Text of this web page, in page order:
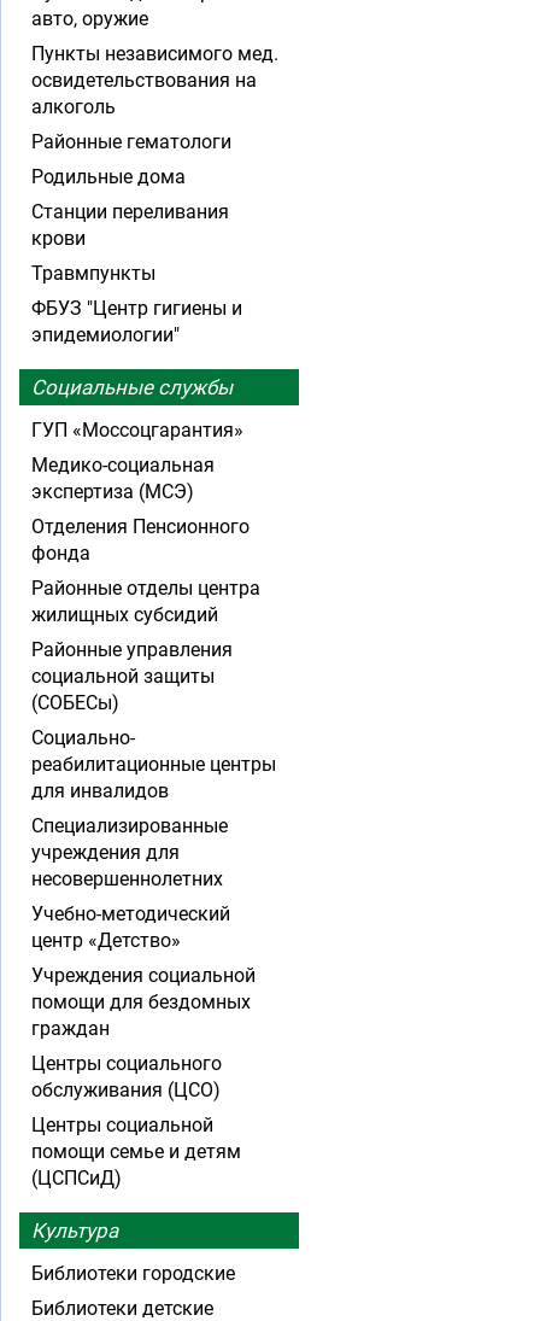
авто, оружие
Пункты независимого мед.
освидетельствования на
алкоголь
Районные гематологи
Родильные дома
Станции переливания
крови
Травмпункты
ФБУЗ "Центр гигиены и
эпидемиологии"
Социальные службы
ГУП «Моссоцгарантия»
Медико-социальная
экспертиза (МСЭ)
Отделения Пенсионного
фонда
Районные отделы центра
жилищных субсидий
Районные управления
социальной защиты
(СОБЕСы)
Социально-
реабилитационные центры
для инвалидов
Специализированные
учреждения для
несовершеннолетних
Учебно-методический
центр «Детство»
Учреждения социальной
помощи для бездомных
граждан
Центры социального
обслуживания (ЦСО)
Центры социальной
помощи семье и детям
(ЦСПСиД)
Культура
Библиотеки городские
Библиотеки детские